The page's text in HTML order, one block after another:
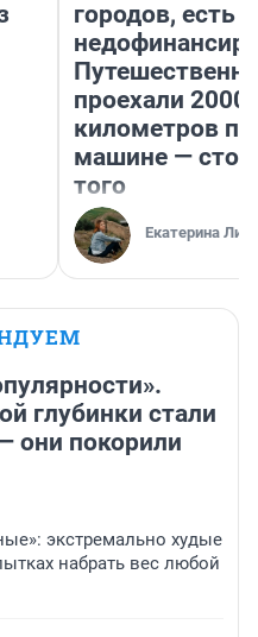
городов, есть
проехали 2000
километров по
машине —
того
Екатерина
глубинки стали
они покорили
экстремально худые
набрать вес любой